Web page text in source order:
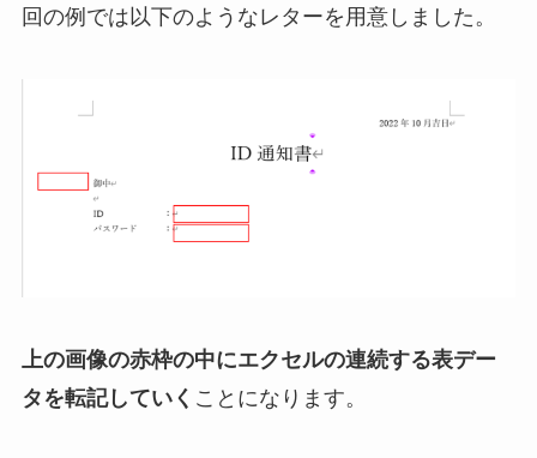
回の例では以下のようなレターを用意しました。
上の画像の赤枠の中にエクセルの連続する表デー
タを転記していく ことになります。